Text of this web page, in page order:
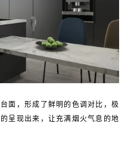
面，形成了鲜明的色调对比，极
呈现出来，让充满烟火气息的地